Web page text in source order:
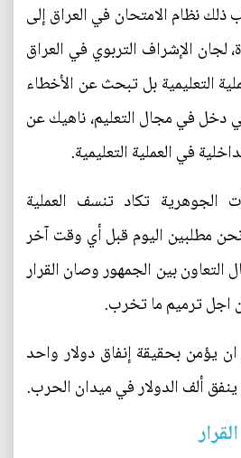
ذلك نظام الامتحان في العراق إلى
لجان الإشراف التربوي في العراق
التعليمية بل تبحث عن الأخطاء
دخل في مجال التعليم، ناهيك عن
في العملية التعليمية.
الجوهرية تكاد تنسف العملية
نحن مطلبين اليوم قبل أي وقت آخر
بين الجمهور وصان القرار
اجل ترميم ما تخرب.
يؤمن بحقيقة إنفاق دولار واحد
ألف الدولار في ميدان الحرب.